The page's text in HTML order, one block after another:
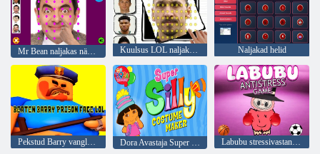
Kuulsus LOL naljakas nägu Naljakad helid
Pekstud Barry vanglanägu LOL Dora Avastaja Super Rumal kostüümitegija Labubu stressivastane mäng